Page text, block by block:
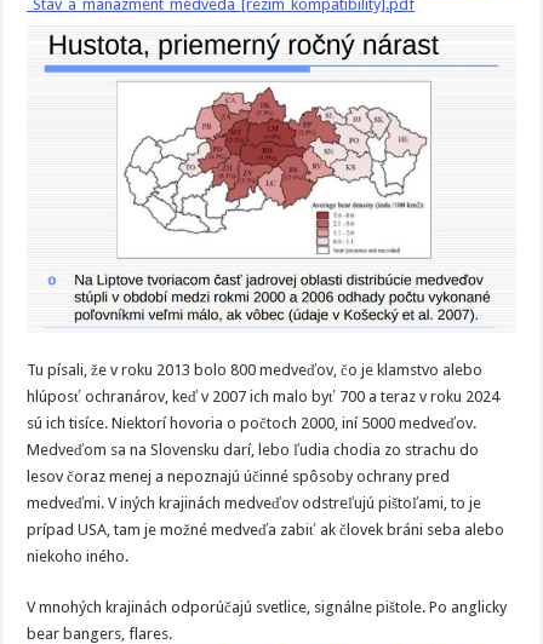
_Stav_a_manazment_medveda_[rezim_kompatibility].pdf
Tu písali, že v roku 2013 bolo 800 medveďov, čo je klamstvo alebo
hlúposť ochranárov, keď v 2007 ich malo byť 700 a teraz v roku 2024
sú ich tisíce. Niektorí hovoria o počtoch 2000, iní 5000 medveďov.
Medveďom sa na Slovensku darí, lebo ľudia chodia zo strachu do
lesov čoraz menej a nepoznajú účinné spôsoby ochrany pred
medveďmi. V iných krajinách medveďov odstreľujú pištoľami, to je
prípad USA, tam je možné medveďa zabiť ak človek bráni seba alebo
niekoho iného.
V mnohých krajinách odporúčajú svetlice, signálne pištole. Po anglicky
bear bangers, flares.